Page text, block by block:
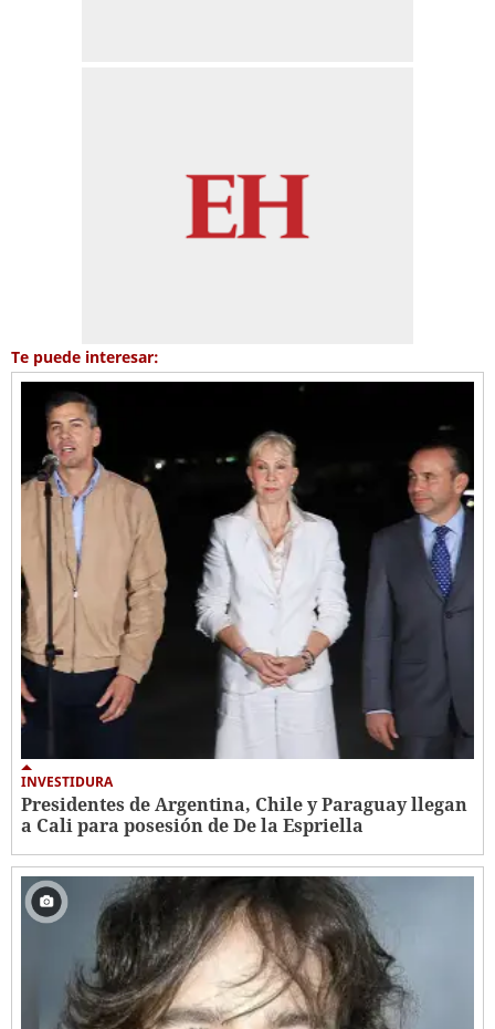
Te puede interesar:
INVESTIDURA
Presidentes de Argentina, Chile y Paraguay llegan
a Cali para posesión de De la Espriella